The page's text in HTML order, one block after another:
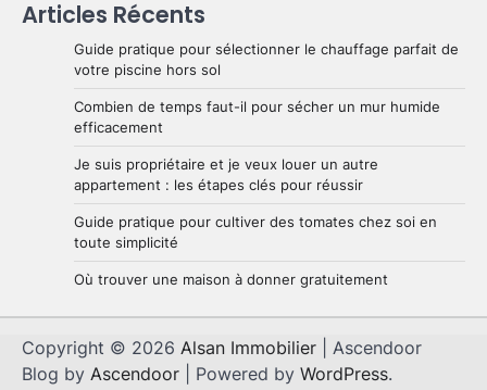
Articles Récents
Guide pratique pour sélectionner le chauffage parfait de
votre piscine hors sol
Combien de temps faut-il pour sécher un mur humide
efficacement
Je suis propriétaire et je veux louer un autre
appartement : les étapes clés pour réussir
Guide pratique pour cultiver des tomates chez soi en
toute simplicité
Où trouver une maison à donner gratuitement
Copyright © 2026 Alsan Immobilier | Ascendoor
Blog by Ascendoor | Powered by WordPress.